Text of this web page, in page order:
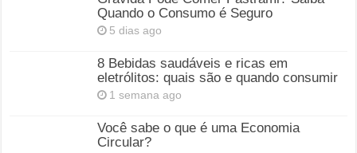
Quando o Consumo é Seguro
5 dias ago
8 Bebidas saudáveis e ricas em
eletrólitos: quais são e quando consumir
1 semana ago
Você sabe o que é uma Economia
Circular?